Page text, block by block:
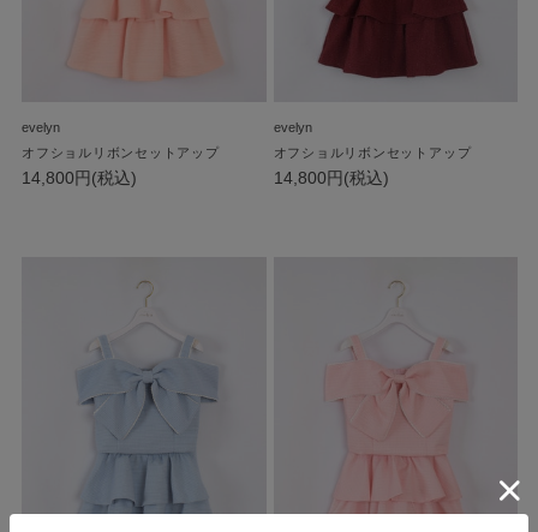
evelyn
オフショルリボンセットアップ
14,800円(税込)
evelyn
オフショルリボンセットアップ
14,800円(税込)